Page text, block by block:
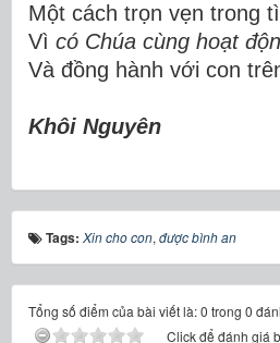
Một cách trọn vẹn trong
Vì có Chúa cùng hoạt
Và đồng hành với con
Khôi Nguyên
Tags: Xin cho con, được bình an
Tổng số điểm của bài viết là: 0 trong 0
Click để đánh giá